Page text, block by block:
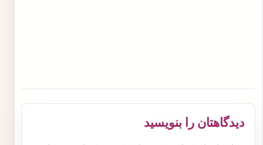
دیدگاهتان را بنویسید